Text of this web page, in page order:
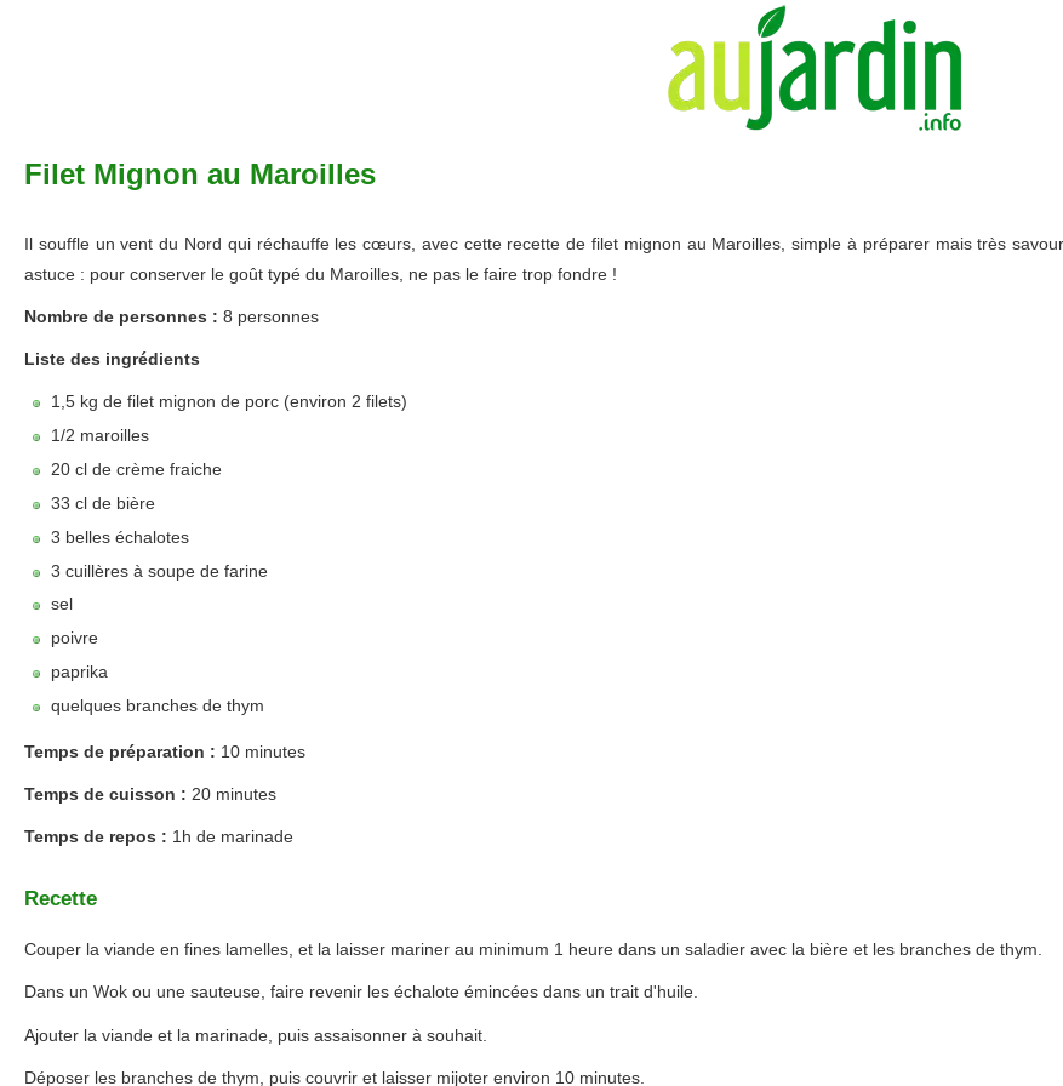
Filet Mignon au Maroilles
Il souffle un vent du Nord qui réchauffe les cœurs, avec cette recette de filet mignon au Maroilles, simple à préparer mais très
astuce : pour conserver le goût typé du Maroilles, ne pas le faire trop fondre !
Nombre de personnes : 8 personnes
Liste des ingrédients
1,5 kg de filet mignon de porc (environ 2 filets)
1/2 maroilles
20 cl de crème fraiche
33 cl de bière
3 belles échalotes
3 cuillères à soupe de farine
sel
poivre
paprika
quelques branches de thym
Temps de préparation : 10 minutes
Temps de cuisson : 20 minutes
Temps de repos : 1h de marinade
Recette
Couper la viande en fines lamelles, et la laisser mariner au minimum 1 heure dans un saladier avec la bière et les branches de thym.
Dans un Wok ou une sauteuse, faire revenir les échalote émincées dans un trait d'huile.
Ajouter la viande et la marinade, puis assaisonner à souhait.
Déposer les branches de thym, puis couvrir et laisser mijoter environ 10 minutes.